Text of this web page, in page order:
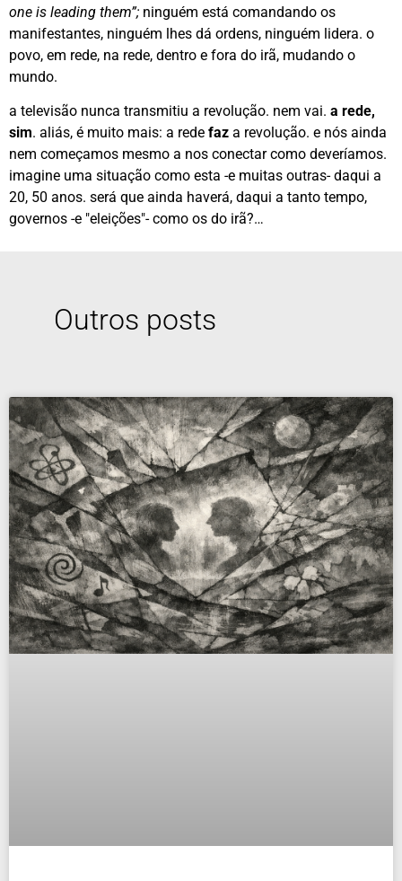
one is leading them”; ninguém está comandando os
manifestantes, ninguém lhes dá ordens, ninguém lidera. o
povo, em rede, na rede, dentro e fora do irã, mudando o
mundo.
a televisão nunca transmitiu a revolução. nem vai. a rede,
sim. aliás, é muito mais: a rede faz a revolução. e nós ainda
nem começamos mesmo a nos conectar como deveríamos.
imagine uma situação como esta -e muitas outras- daqui a
20, 50 anos. será que ainda haverá, daqui a tanto tempo,
governos -e "eleições"- como os do irã?…
Outros posts